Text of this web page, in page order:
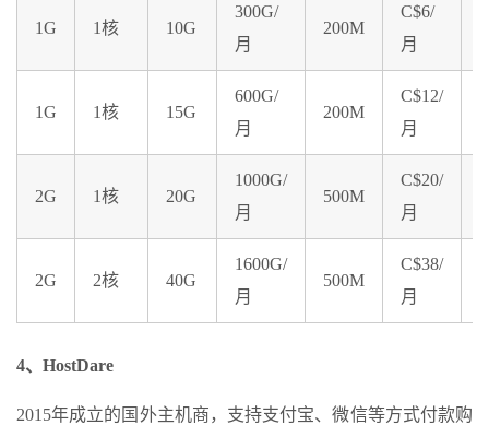
1G 1核 10G
300G/
月
200M
C$6/
月
1G 1核 15G
600G/
月
200M
C$12/
月
2G 1核 20G
1000G/
月
500M
C$20/
月
2G 2核 40G
1600G/
月
500M
C$38/
月
4、HostDare
2015年成立的国外主机商，支持支付宝、微信等方式付款购